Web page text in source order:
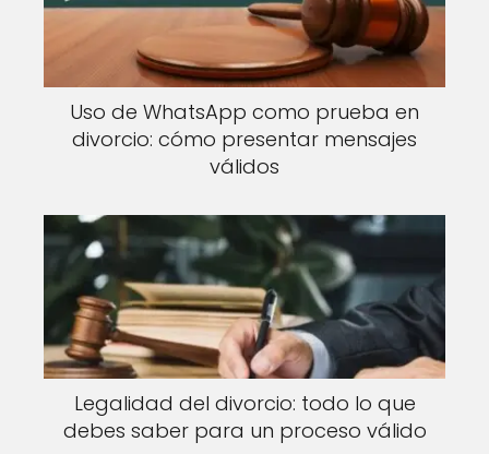
Uso de WhatsApp como prueba en
divorcio: cómo presentar mensajes
válidos
Legalidad del divorcio: todo lo que
debes saber para un proceso válido